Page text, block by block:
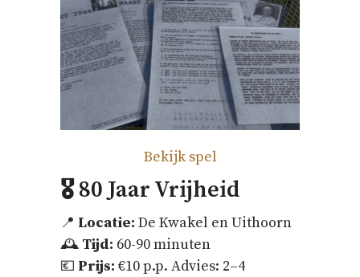
Bekijk spel
🎖️ 80 Jaar Vrijheid
📍 Locatie: De Kwakel en Uithoorn
🕰️ Tijd: 60-90 minuten
💶 Prijs: €10 p.p. Advies: 2–4